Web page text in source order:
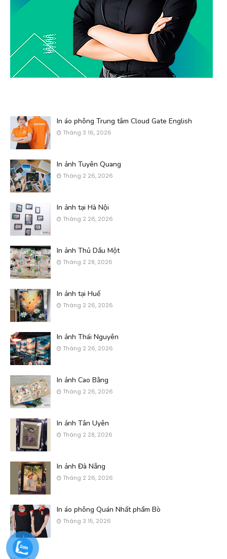
In áo phông Trung tâm Cloud Gate English
Tháng 3 16, 2026
In ảnh Tuyên Quang
Tháng 2 26, 2026
In ảnh tại Hà Nội
Tháng 2 26, 2026
In ảnh Thủ Dầu Một
Tháng 2 28, 2026
In ảnh tại Huế
Tháng 2 26, 2026
In ảnh Thái Nguyên
Tháng 2 26, 2026
In ảnh Cao Bằng
Tháng 2 26, 2026
In ảnh Tân Uyên
Tháng 2 28, 2026
In ảnh Đà Nẵng
Tháng 2 26, 2026
In áo phông Quán Nhất phẩm Bò
Tháng 3 15, 2026